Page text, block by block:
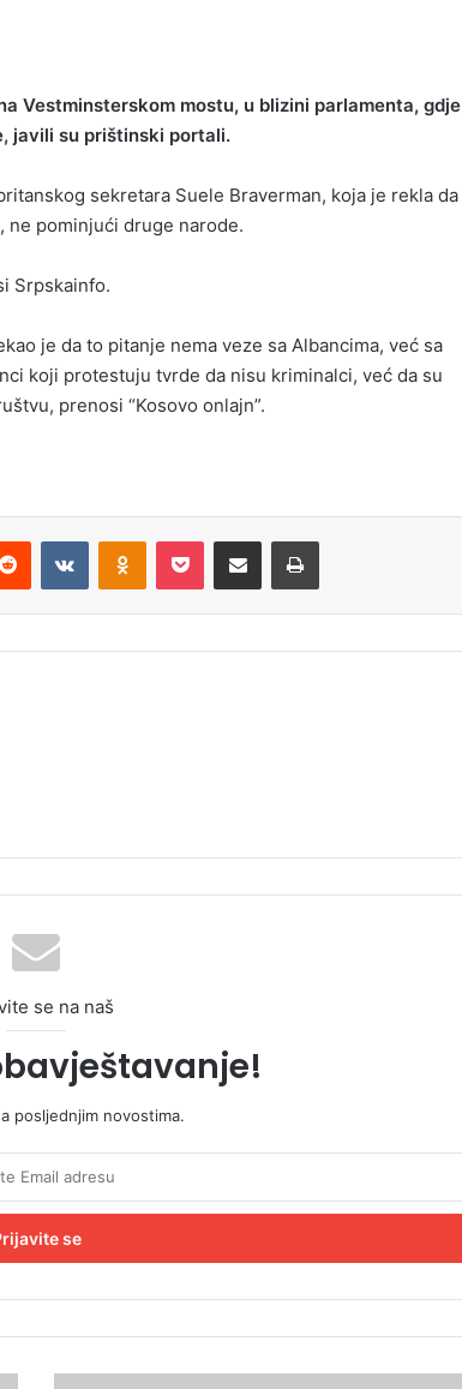
Vestminsterskom mostu, u blizini parlamenta, gdje
javili su prištinski portali.
sekretara Suele Braverman, koja je rekla da
ne pominjući druge narode.
Srpskainfo.
je da to pitanje nema veze sa Albancima, već sa
koji protestuju tvrde da nisu kriminalci, već da su
prenosi “Kosovo onlajn”.
se na naš
posljednjim novostima.